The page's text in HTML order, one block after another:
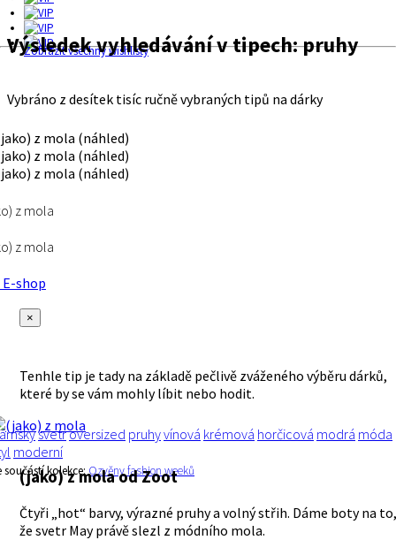
Zobrazit všechny wishlisty
Výsledek vyhledávání v tipech:pruhy
Vybráno z desítek tisíc ručně vybraných tipů na dárky
z mola
z mola
shop
×
Tenhle tip je tady na základě pečlivě zváženého výběru dárků,
které by se vám mohly líbit nebo hodit.
svetroversized pruhyvínová krémová horčicová modrá móda
moderní
součástí kolekce:Ozvěny fashion weeků
(jako) z mola od Zoot
Čtyři „hot“ barvy, výrazné pruhy a volný střih. Dáme boty na to,
že svetr May právě slezl z módního mola.